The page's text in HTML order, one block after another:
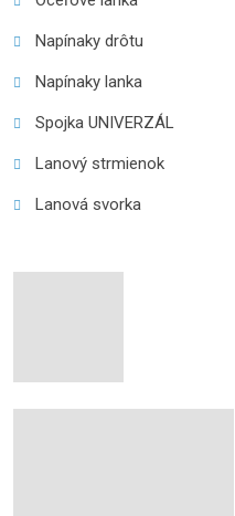
Napínaky drôtu
Napínaky lanka
Spojka UNIVERZÁL
Lanový strmienok
Lanová svorka